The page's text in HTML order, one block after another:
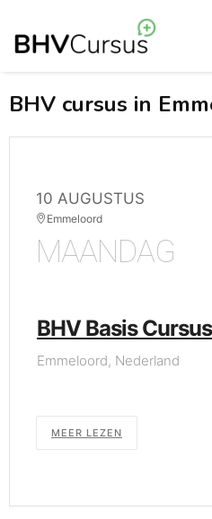
BHV cursus in
10 AUGUSTUS
Emmeloord
MAANDAG
BHV Basis
Emmeloord, Nederland
MEER LEZEN